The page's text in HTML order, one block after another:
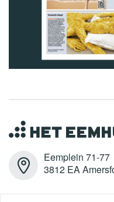
Eemplein 71-77
3812 EA